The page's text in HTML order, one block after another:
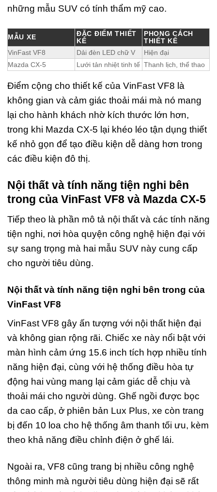
những mẫu SUV có tính thẩm mỹ cao.
MẪU XE
ĐẶC ĐIỂM THIẾT
KẾ
PHONG CÁCH
THIẾT KẾ
VinFast VF8
Dải đèn LED chữ V
Hiện đại
Mazda CX-5
Lưới tản nhiệt tinh tế Thanh lịch, thể thao
Điểm cộng cho thiết kế của VinFast VF8 là
không gian và cảm giác thoải mái mà nó mang
lại cho hành khách nhờ kích thước lớn hơn,
trong khi Mazda CX-5 lại khéo léo tận dụng thiết
kế nhỏ gọn để tạo điều kiện dễ dàng hơn trong
các điều kiện đô thị.
Nội thất và tính năng tiện nghi bên
trong của VinFast VF8 và Mazda CX-5
Tiếp theo là phần mô tả nội thất và các tính năng
tiện nghi, nơi hòa quyện công nghệ hiện đại với
sự sang trọng mà hai mẫu SUV này cung cấp
cho người tiêu dùng.
Nội thất và tính năng tiện nghi bên trong của
VinFast VF8
VinFast VF8 gây ấn tượng với nội thất hiện đại
và không gian rộng rãi. Chiếc xe này nổi bật với
màn hình cảm ứng 15.6 inch tích hợp nhiều tính
năng hiện đại, cùng với hệ thống điều hòa tự
động hai vùng mang lại cảm giác dễ chịu và
thoải mái cho người dùng. Ghế ngồi được bọc
da cao cấp, ở phiên bản Lux Plus, xe còn trang
bị đến 10 loa cho hệ thống âm thanh tối ưu, kèm
theo khả năng điều chỉnh điện ở ghế lái.
Ngoài ra, VF8 cũng trang bị nhiều công nghệ
thông minh mà người tiêu dùng hiện đại sẽ rất